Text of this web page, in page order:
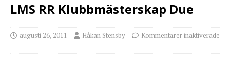
LMS RR Klubbmästerskap Due
augusti 26, 2011 Håkan Stensby Kommentarer inaktiverade